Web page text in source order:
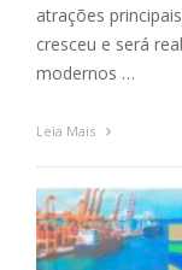
atrações
cresceu e será
modernos …
Leia Mais